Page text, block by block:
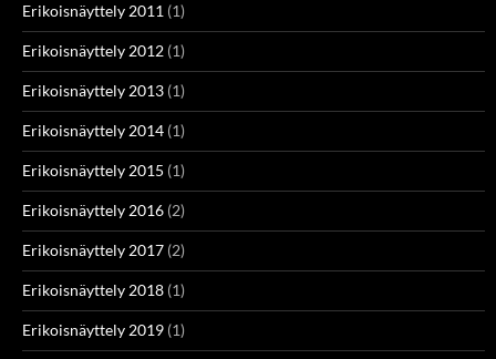
Erikoisnäyttely 2011 (1)
Erikoisnäyttely 2012 (1)
Erikoisnäyttely 2013 (1)
Erikoisnäyttely 2014 (1)
Erikoisnäyttely 2015 (1)
Erikoisnäyttely 2016 (2)
Erikoisnäyttely 2017 (2)
Erikoisnäyttely 2018 (1)
Erikoisnäyttely 2019 (1)